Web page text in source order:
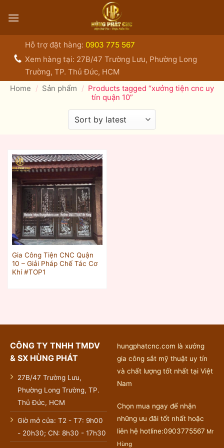
qua
Hỗ trợ đặt hàng: 0903 775 567
Xem hàng tại: 27B/47 Trường Lưu, Phường Long
Trường, TP. Thủ Đức, HCM
Home / Sản phẩm / Products tagged “xưởng tiện cnc uy
tín quận 10”
Gia Công Tiện CNC Quận
10 – Giải Pháp Chế Tác Cơ
Khí #TOP1
CÔNG TY TNHH TMDV
& SX HÙNG PHÁT
27B/47 Trường Lưu,
Phường Long Trường, TP.
Thủ Đức, HCM
Giờ mở cửa: T2 - T7: 9h00
- 20h30; CN: 8h30 - 17h30
hungphatcnc.com là xưởng
gia công sắt mỹ thuật uy tín
và chất lượng tốt nhất tại Việt
Nam
Chọn mua ngay để nhận
những ưu đãi tốt nhất hoặc
liên hệ hotline:0903775567 Mr
Hùng